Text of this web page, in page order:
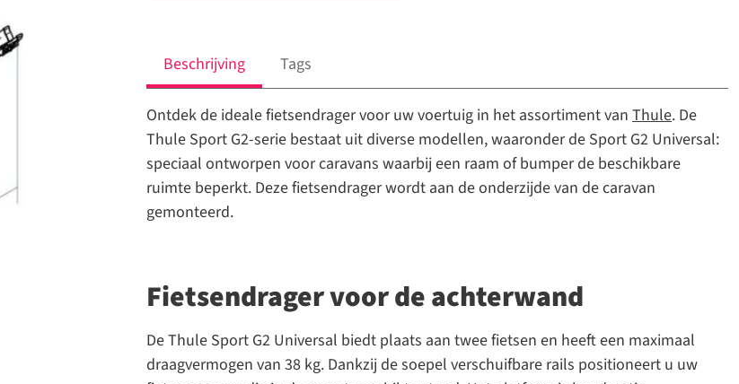
aantal
Beschrijving Tags
Ontdek de ideale fietsendrager voor uw voertuig in het assortiment van Thule. De
Thule Sport G2-serie bestaat uit diverse modellen, waaronder de Sport G2 Universal:
speciaal ontworpen voor caravans waarbij een raam of bumper de beschikbare
ruimte beperkt. Deze fietsendrager wordt aan de onderzijde van de caravan
gemonteerd.
Fietsendrager voor de achterwand
De Thule Sport G2 Universal biedt plaats aan twee fietsen en heeft een maximaal
draagvermogen van 38 kg. Dankzij de soepel verschuifbare rails positioneert u uw